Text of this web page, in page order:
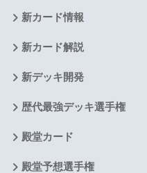
新カード情報
新カード解説
新デッキ開発
歴代最強デッキ選手権
殿堂カード
殿堂予想選手権